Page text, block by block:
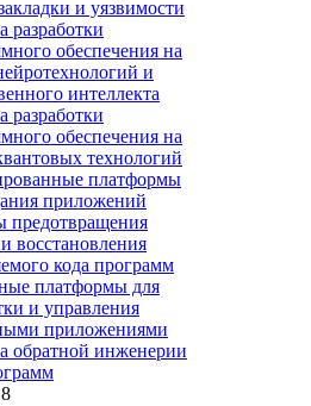
и уязвимости
разработки
обеспечения на
и
интеллекта
разработки
обеспечения на
технологий
платформы
приложений
предотвращения
восстановления
кода программ
платформы для
и управления
приложениями
обратной инженерии